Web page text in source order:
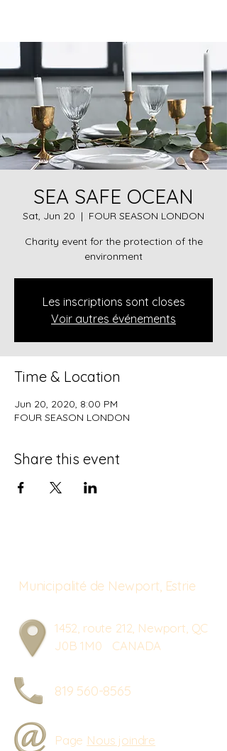
SEA SAFE OCEAN
Sat, Jun 20
  |
FOUR SEASON LONDON
Charity event for the protection of the
environment
Les inscriptions sont closes
Voir autres événements
Time & Location
Jun 20, 2020, 8:00 PM
FOUR SEASON LONDON
Share this event
Municipalité de Newport, Estrie
1452, route 212, Newport, QC
J0B 1M0 CANADA
819 560-8565
Page Nous joindre